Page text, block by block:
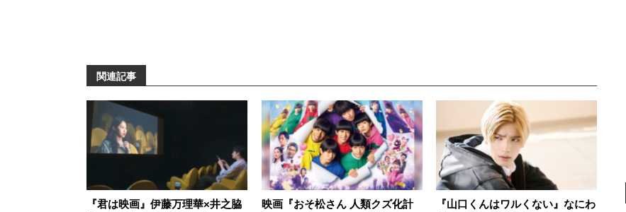
関連記事
『君は映画』伊藤万理華×井之脇
映画『おそ松さん 人類クズ化計
『山口くんはワルくない』なにわ